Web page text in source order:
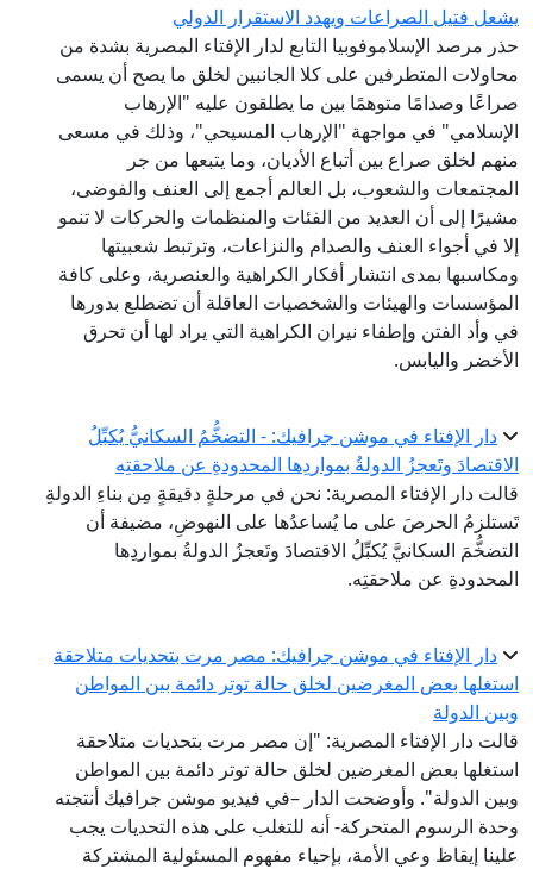
يشعل فتيل الصراعات ويهدد الاستقرار الدولي
حذر مرصد الإسلاموفوبيا التابع لدار الإفتاء المصرية بشدة من
محاولات المتطرفين على كلا الجانبين لخلق ما يصح أن يسمى
صراعًا وصدامًا متوهمًا بين ما يطلقون عليه "الإرهاب
الإسلامي" في مواجهة "الإرهاب المسيحي"، وذلك في مسعى
منهم لخلق صراع بين أتباع الأديان، وما يتبعها من جر
المجتمعات والشعوب، بل العالم أجمع إلى العنف والفوضى،
مشيرًا إلى أن العديد من الفئات والمنظمات والحركات لا تنمو
إلا في أجواء العنف والصدام والنزاعات، وترتبط شعبيتها
ومكاسبها بمدى انتشار أفكار الكراهية والعنصرية، وعلى كافة
المؤسسات والهيئات والشخصيات العاقلة أن تضطلع بدورها
في وأد الفتن وإطفاء نيران الكراهية التي يراد لها أن تحرق
الأخضر واليابس.
دار الإفتاء في موشن جرافيك: - التضخُّمُ السكانيُّ يُكبِّلُ
الاقتصادَ وتَعجزُ الدولةُ بمواردِها المحدودةِ عن ملاحقتِه
قالت دار الإفتاء المصرية: نحن في مرحلةٍ دقيقةٍ مِن بناءِ الدولةِ
تَستلزمُ الحرصَ على ما يُساعدُها على النهوضِ، مضيفة أن
التضخُّمَ السكانيَّ يُكبِّلُ الاقتصادَ وتَعجزُ الدولةُ بمواردِها
المحدودةِ عن ملاحقتِه.
دار الإفتاء في موشن جرافيك: مصر مرت بتحديات متلاحقة
استغلها بعض المغرضين لخلق حالة توتر دائمة بين المواطن
وبين الدولة
قالت دار الإفتاء المصرية: "إن مصر مرت بتحديات متلاحقة
استغلها بعض المغرضين لخلق حالة توتر دائمة بين المواطن
وبين الدولة". وأوضحت الدار –في فيديو موشن جرافيك أنتجته
وحدة الرسوم المتحركة- أنه للتغلب على هذه التحديات يجب
علينا إيقاظ وعي الأمة، بإحياء مفهوم المسئولية المشتركة